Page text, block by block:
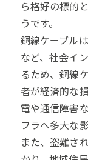
ら格好の標的
うです。
銅線ケーブル
など、社会イ
るため、銅線
者が経済的な
電や通信障害
フラへ多大な
また、盗難さ